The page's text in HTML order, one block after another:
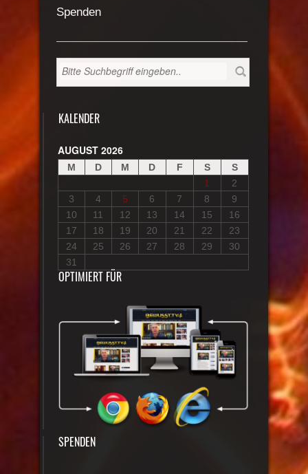
Spenden
KALENDER
AUGUST 2026
M D M D F S
S
1
2
3
4 5 6 7 8
9
10
11 12 13 14 15
16
17
18 19 20 21 22
23
24
25 26 27 28 29
30
31
OPTIMIERT FÜR
SPENDEN